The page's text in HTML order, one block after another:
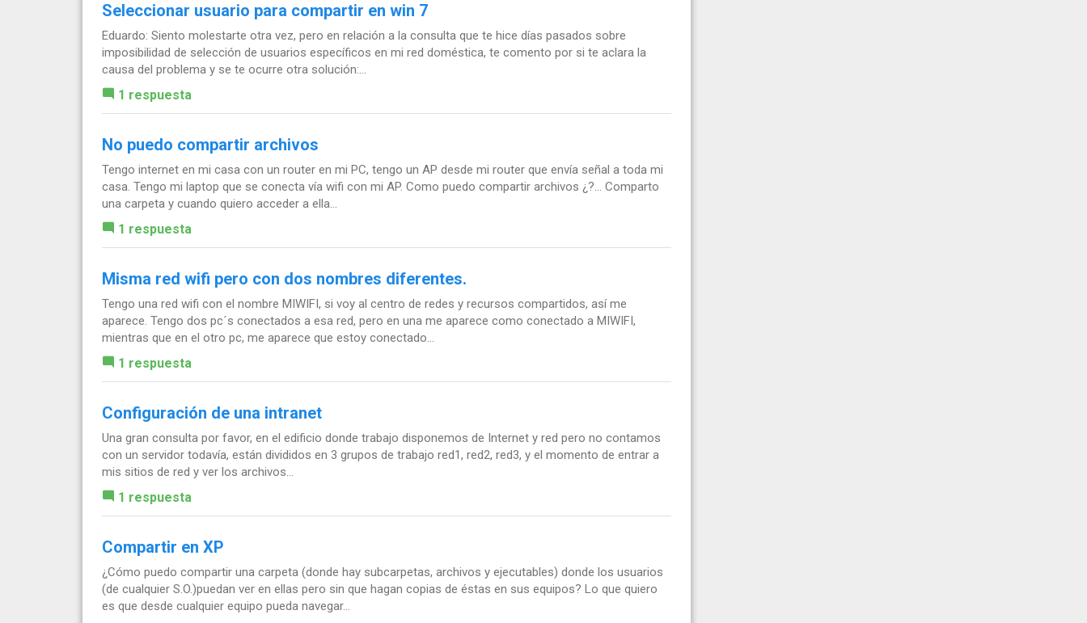
Seleccionar usuario para compartir en win 7
Eduardo: Siento molestarte otra vez, pero en relación a la consulta que te hice días pasados sobre
imposibilidad de selección de usuarios específicos en mi red doméstica, te comento por si te aclara la
causa del problema y se te ocurre otra solución:...
1 respuesta
No puedo compartir archivos
Tengo internet en mi casa con un router en mi PC, tengo un AP desde mi router que envía señal a toda mi
casa. Tengo mi laptop que se conecta vía wifi con mi AP. Como puedo compartir archivos ¿?... Comparto
una carpeta y cuando quiero acceder a ella...
1 respuesta
Misma red wifi pero con dos nombres diferentes.
Tengo una red wifi con el nombre MIWIFI, si voy al centro de redes y recursos compartidos, así me
aparece. Tengo dos pc´s conectados a esa red, pero en una me aparece como conectado a MIWIFI,
mientras que en el otro pc, me aparece que estoy conectado...
1 respuesta
Configuración de una intranet
Una gran consulta por favor, en el edificio donde trabajo disponemos de Internet y red pero no contamos
con un servidor todavía, están divididos en 3 grupos de trabajo red1, red2, red3, y el momento de entrar a
mis sitios de red y ver los archivos...
1 respuesta
Compartir en XP
¿Cómo puedo compartir una carpeta (donde hay subcarpetas, archivos y ejecutables) donde los usuarios
(de cualquier S.O.)puedan ver en ellas pero sin que hagan copias de éstas en sus equipos? Lo que quiero
es que desde cualquier equipo pueda navegar...